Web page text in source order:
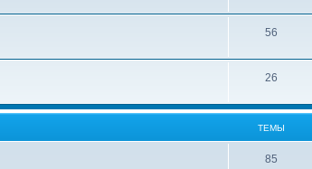
56
26
ТЕМЫ
85